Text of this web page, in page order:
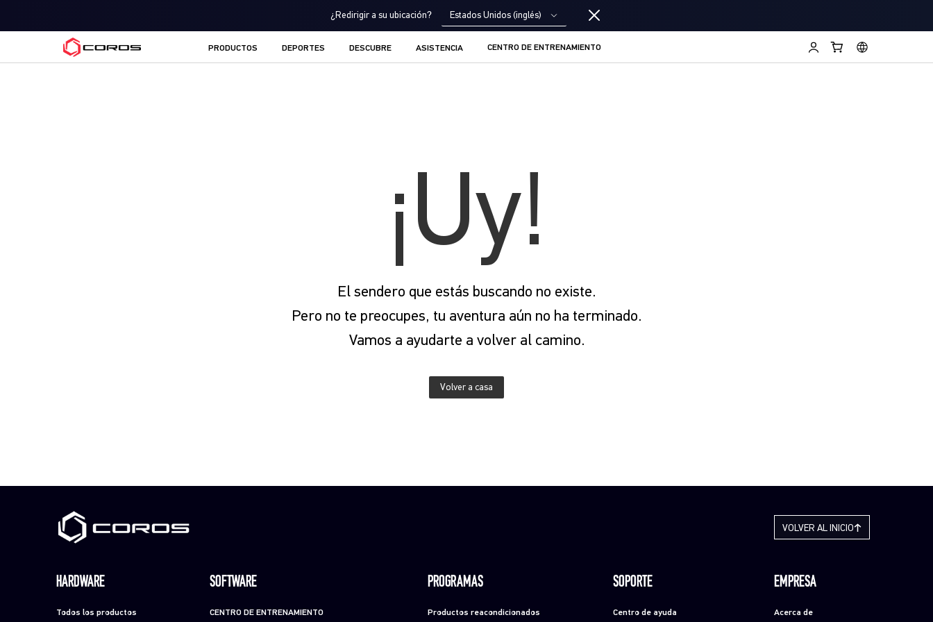
¿Redirigir a su ubicación? Estados Unidos (inglés)
COROS ES
PRODUCTOS DEPORTES DESCUBRE ASISTENCIA CENTRO DE ENTRENAMIENTO
¡Uy!
El sendero que estás buscando no existe.
Pero no te preocupes, tu aventura aún no ha terminado.
Vamos a ayudarte a volver al camino.
Volver a casa
HARDWARE
Todos los productos
SOFTWARE
CENTRO DE ENTRENAMIENTO
PROGRAMAS
Productos reacondicionados
SOPORTE
Centro de ayuda
EMPRESA
Acerca de
VOLVER AL INICIO